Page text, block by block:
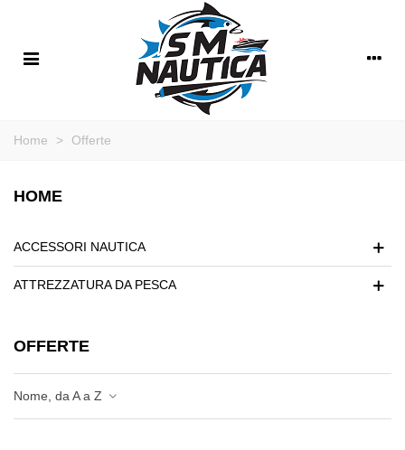
Home > Offerte
HOME
ACCESSORI NAUTICA
ATTREZZATURA DA PESCA
OFFERTE
Nome, da A a Z